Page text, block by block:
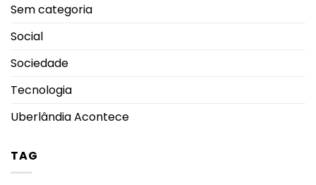
Sem categoria
Social
Sociedade
Tecnologia
Uberlândia Acontece
TAG